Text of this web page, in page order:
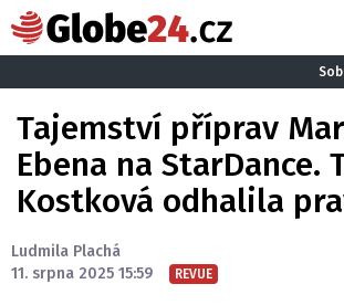
Tajemství příprav
Ebena na StarDance.
Kostková odhalila
Ludmila Plachá
11. srpna 2025 15:59
REVUE